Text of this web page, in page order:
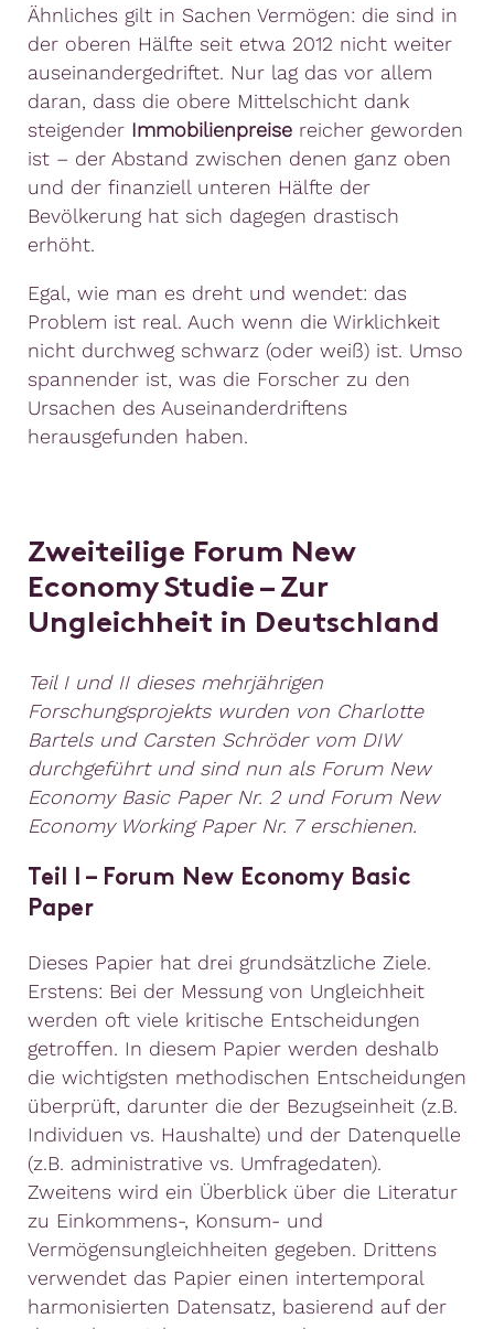
Ähnliches gilt in Sachen Vermögen: die sind in
der oberen Hälfte seit etwa 2012 nicht weiter
auseinandergedriftet. Nur lag das vor allem
daran, dass die obere Mittelschicht dank
steigender Immobilienpreise reicher geworden
ist – der Abstand zwischen denen ganz oben
und der finanziell unteren Hälfte der
Bevölkerung hat sich dagegen drastisch
erhöht.
Egal, wie man es dreht und wendet: das
Problem ist real. Auch wenn die Wirklichkeit
nicht durchweg schwarz (oder weiß) ist. Umso
spannender ist, was die Forscher zu den
Ursachen des Auseinanderdriftens
herausgefunden haben.
Zweiteilige Forum New
Economy Studie – Zur
Ungleichheit in Deutschland
Teil I und II dieses mehrjährigen
Forschungsprojekts wurden von Charlotte
Bartels und Carsten Schröder vom DIW
durchgeführt und sind nun als Forum New
Economy Basic Paper Nr. 2 und Forum New
Economy Working Paper Nr. 7 erschienen.
Teil I – Forum New Economy Basic
Paper
Dieses Papier hat drei grundsätzliche Ziele.
Erstens: Bei der Messung von Ungleichheit
werden oft viele kritische Entscheidungen
getroffen. In diesem Papier werden deshalb
die wichtigsten methodischen Entscheidungen
überprüft, darunter die der Bezugseinheit (z.B.
Individuen vs. Haushalte) und der Datenquelle
(z.B. administrative vs. Umfragedaten).
Zweitens wird ein Überblick über die Literatur
zu Einkommens-, Konsum- und
Vermögensungleichheiten gegeben. Drittens
verwendet das Papier einen intertemporal
harmonisierten Datensatz, basierend auf der